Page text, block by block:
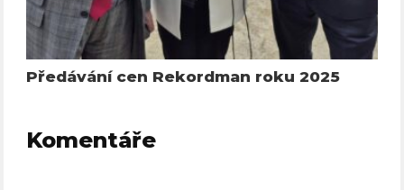
Předávání cen Rekordman roku 2025
Komentáře